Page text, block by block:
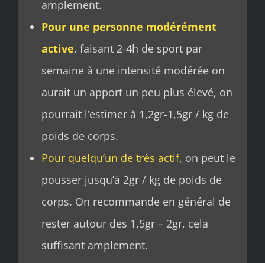
amplement.
Pour une personne modérément
active, faisant 2-4h de sport par
semaine à une intensité modérée on
aurait un apport un peu plus élevé, on
pourrait l’estimer à 1,2gr-1,5gr / kg de
poids de corps.
Pour quelqu’un de très actif, on peut le
pousser jusqu’à 2gr / kg de poids de
corps. On recommande en général de
rester autour des 1,5gr – 2gr, cela
suffisant amplement.